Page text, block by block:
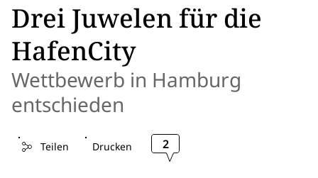
Drei Juwelen für die
HafenCity
Wettbewerb in Hamburg
entschieden
Teilen Drucken 2